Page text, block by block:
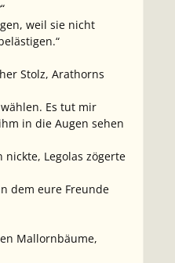
weil sie nicht
Stolz, Arathorns
Es tut mir
in die Augen sehen
nickte, Legolas zögerte
dem eure Freunde
Mallornbäume,